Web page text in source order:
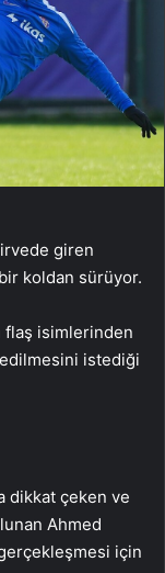
giren
koldan sürüyor.
flaş isimlerinden
istediği
dikkat çeken ve
Ahmed
için